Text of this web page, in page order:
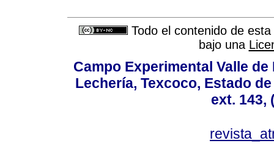
Todo el contenido de
bajo una
Campo Experimental Valle
Lechería, Texcoco, Estado
ext. 143,